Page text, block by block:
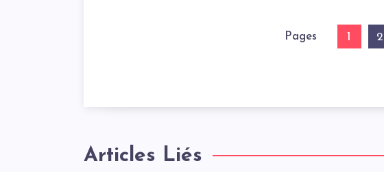
Pages 1 2
Articles Liés